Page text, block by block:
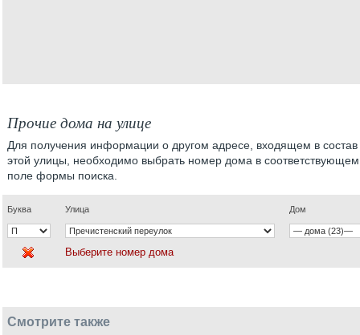
Прочие дома на улице
Для получения информации о другом адресе, входящем в состав
этой улицы, необходимо выбрать номер дома в соответствующем
поле формы поиска.
Буква Улица Дом
Выберите номер дома
Смотрите также